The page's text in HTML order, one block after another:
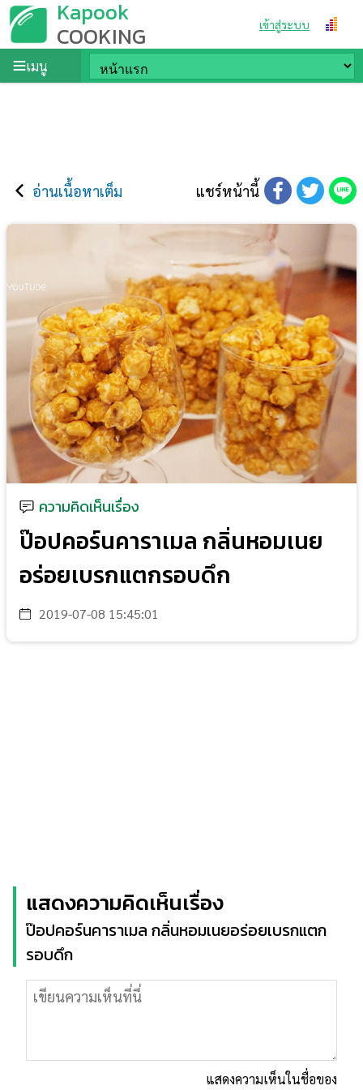
Kapook
COOKING เข้าสู่ระบบ
เมนู
อ่านเนื้อหาเต็ม แชร์หน้านี้
ความคิดเห็นเรื่อง
ป๊อปคอร์นคาราเมล กลิ่นหอมเนย
อร่อยเบรกแตกรอบดึก
2019-07-08 15:45:01
แสดงความคิดเห็นเรื่อง
ป๊อปคอร์นคาราเมล กลิ่นหอมเนยอร่อยเบรกแตก
รอบดึก
แสดงความเห็นในชื่อของ